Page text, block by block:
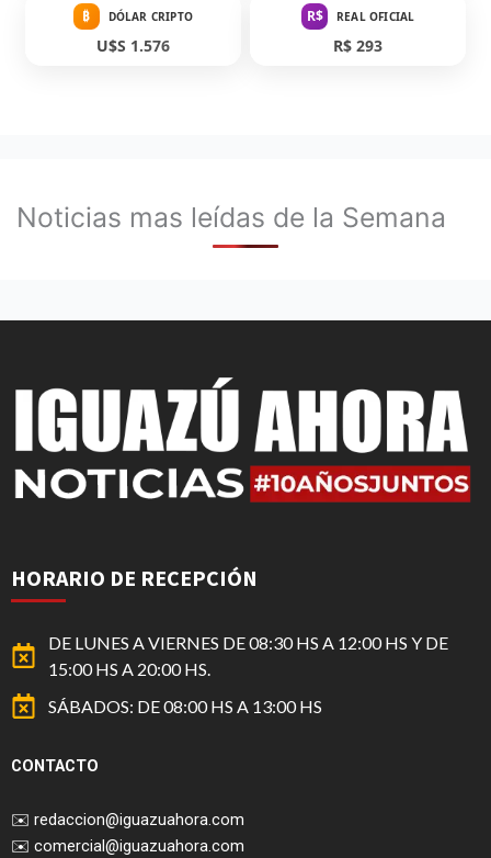
₿ DÓLAR CRIPTO
U$S 1.576
R$ REAL OFICIAL
R$ 293
Noticias mas leídas de la Semana
HORARIO DE RECEPCIÓN
DE LUNES A VIERNES DE 08:30 HS A 12:00 HS Y DE
15:00 HS A 20:00 HS.
SÁBADOS: DE 08:00 HS A 13:00 HS
CONTACTO
✉️ redaccion@iguazuahora.com
✉️ comercial@iguazuahora.com